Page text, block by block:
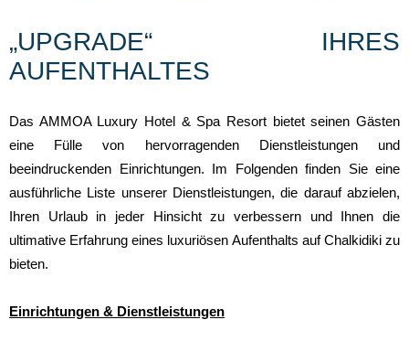
„UPGRADE“ IHRES
AUFENTHALTES
Das AMMOA Luxury Hotel & Spa Resort bietet seinen Gästen
eine Fülle von hervorragenden Dienstleistungen und
beeindruckenden Einrichtungen. Im Folgenden finden Sie eine
ausführliche Liste unserer Dienstleistungen, die darauf abzielen,
Ihren Urlaub in jeder Hinsicht zu verbessern und Ihnen die
ultimative Erfahrung eines luxuriösen Aufenthalts auf Chalkidiki zu
bieten.
Einrichtungen & Dienstleistungen